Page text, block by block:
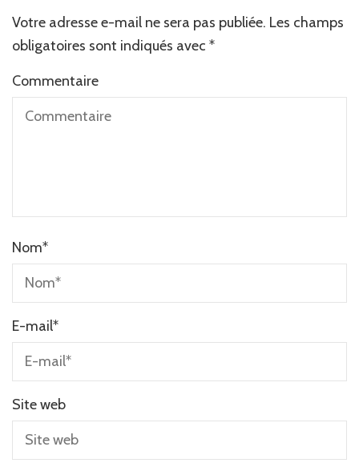
Votre adresse e-mail ne sera pas publiée. Les champs
obligatoires sont indiqués avec *
Commentaire
Nom*
E-mail*
Site web